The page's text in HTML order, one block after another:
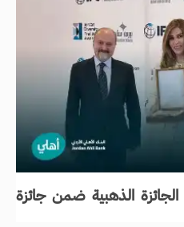
الذهبية ضمن جائزة